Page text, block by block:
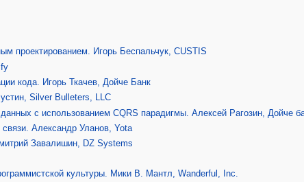
проектированием. Игорь Беспальчук, CUSTIS
кода. Игорь Ткачев, Дойче Банк
Silver Bulleters, LLC
с использованием CQRS парадигмы. Алексей Рагозин, Дойче
связи. Александр Уланов, Yota
Завалишин, DZ Systems
культуры. Мики В. Мантл, Wanderful, Inc.